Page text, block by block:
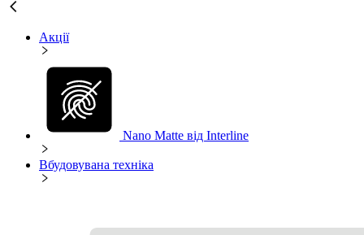
Акції
Nano Matte від Interline
Вбудовувана техніка